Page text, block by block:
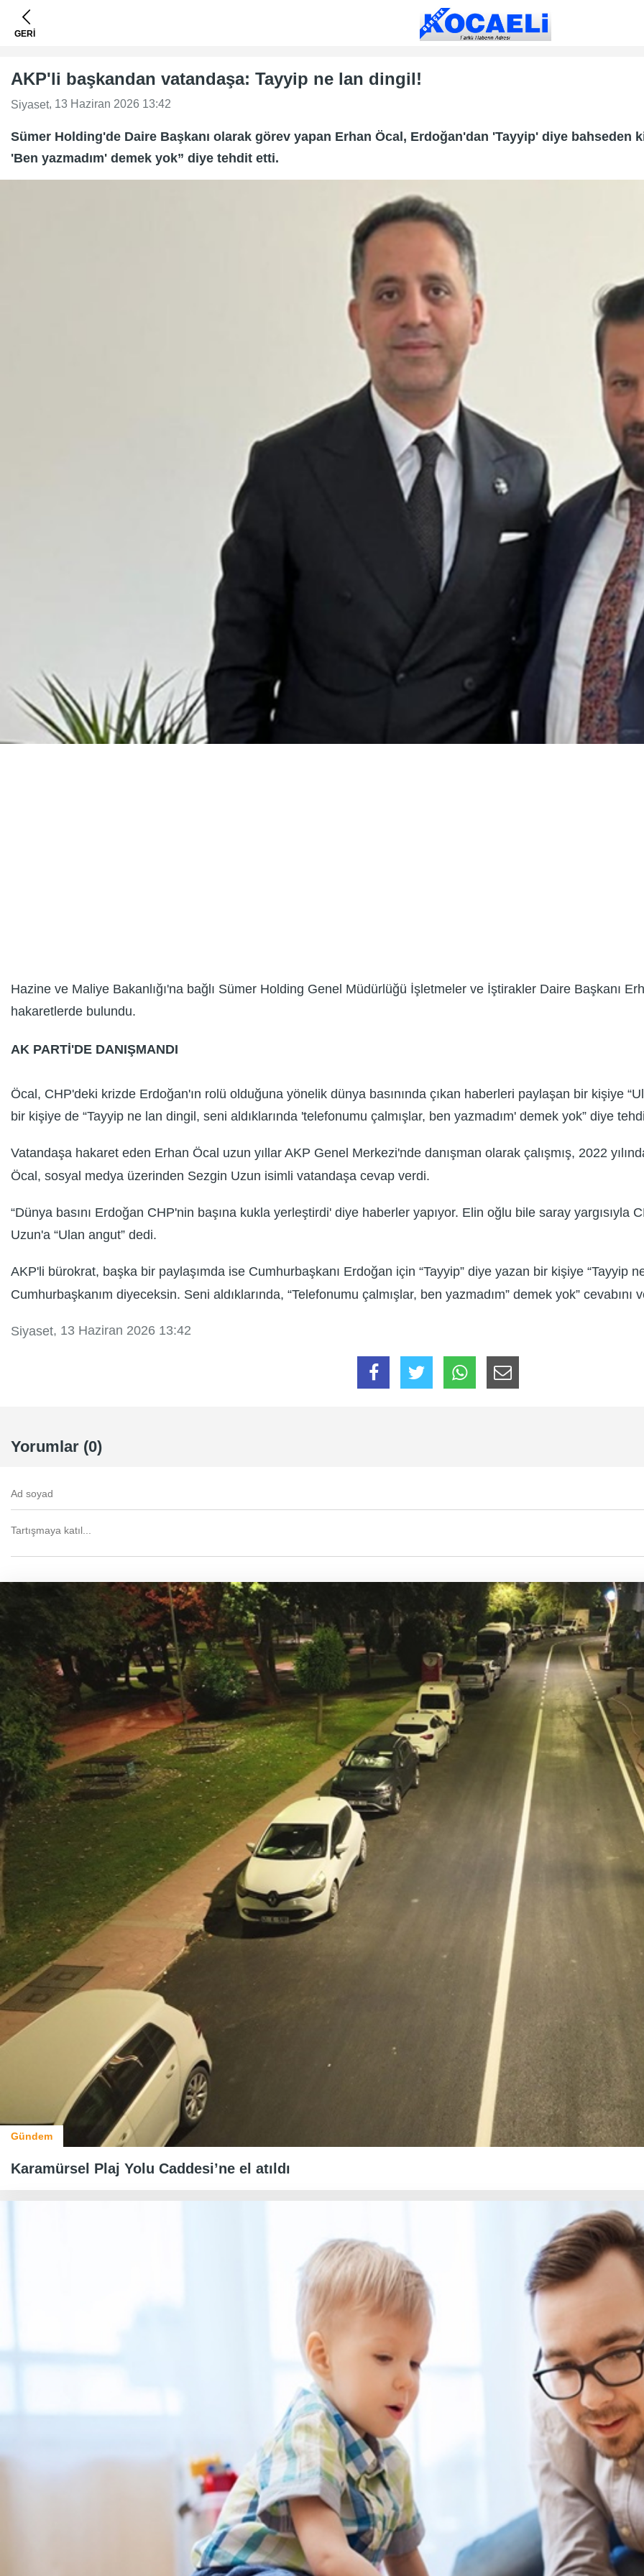
GERİ
AKP'li başkandan vatandaşa: Tayyip ne lan dingil!
Siyaset, 13 Haziran 2026 13:42
Sümer Holding'de Daire Başkanı olarak görev yapan Erhan Öcal, Erdoğan'dan 'Tayyip' diye bahseden
'Ben yazmadım' demek yok” diye tehdit etti.
Hazine ve Maliye Bakanlığı'na bağlı Sümer Holding Genel Müdürlüğü İşletmeler ve İştirakler Daire Başkanı
hakaretlerde bulundu.
AK PARTİ'DE DANIŞMANDI
Öcal, CHP'deki krizde Erdoğan'ın rolü olduğuna yönelik dünya basınında çıkan haberleri paylaşan bir kişiye
bir kişiye de “Tayyip ne lan dingil, seni aldıklarında 'telefonumu çalmışlar, ben yazmadım' demek yok” diye
Vatandaşa hakaret eden Erhan Öcal uzun yıllar AKP Genel Merkezi'nde danışman olarak çalışmış, 2022
Öcal, sosyal medya üzerinden Sezgin Uzun isimli vatandaşa cevap verdi.
“Dünya basını Erdoğan CHP'nin başına kukla yerleştirdi' diye haberler yapıyor. Elin oğlu bile saray yargısıyla
Uzun'a “Ulan angut” dedi.
AKP'li bürokrat, başka bir paylaşımda ise Cumhurbaşkanı Erdoğan için “Tayyip” diye yazan bir kişiye “Tayyip
Cumhurbaşkanım diyeceksin. Seni aldıklarında, “Telefonumu çalmışlar, ben yazmadım” demek yok” cevabını
Siyaset, 13 Haziran 2026 13:42
Yorumlar (0)
Gündem
Karamürsel Plaj Yolu Caddesi’ne el atıldı